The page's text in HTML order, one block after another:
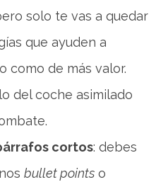
solo te vas a quedar
que ayuden a
como de más valor.
del coche asimilado
cortos: debes
bullet points o